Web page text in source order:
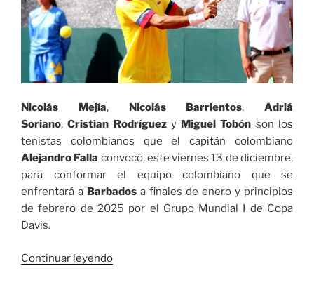
Nicolás Mejía, Nicolás Barrientos, Adriá
Soriano,Cristian Rodríguezy Miguel Tobón son los
tenistas colombianos que el capitán colombiano
Alejandro Falla convocó, este viernes 13 de diciembre,
para conformar el equipo colombiano que se
enfrentará a Barbados a finales de enero y principios
de febrero de 2025 por el Grupo Mundial I de Copa
Davis.
Continuar leyendo«Este